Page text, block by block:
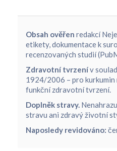
Obsah ověřen redakcí
etikety, dokumentace k
recenzovaných studií
Zdravotní tvrzenív
1924/2006 – pro kurkumin
funkční zdravotní tvrzení.
Doplněk stravy.
stravu ani zdravý životní
Naposledy revidováno: